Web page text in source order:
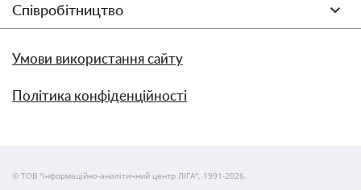
Співробітництво
Умови використання сайту
Політика конфіденційності
© ТОВ "інформаційно-аналітичний центр ЛІГА", 1991-2026.